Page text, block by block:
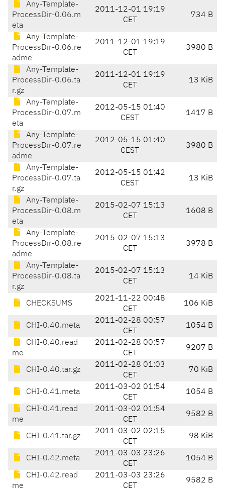
Any-Template-
ProcessDir-0.06.m
eta
2011-12-01 19:19
CET
734 B
Any-Template-
ProcessDir-0.06.re
adme
2011-12-01 19:19
CET
3980 B
Any-Template-
ProcessDir-0.06.ta
r.gz
2011-12-01 19:19
CET
13 KiB
Any-Template-
ProcessDir-0.07.m
eta
2012-05-15 01:40
CEST
1417 B
Any-Template-
ProcessDir-0.07.re
adme
2012-05-15 01:40
CEST
3980 B
Any-Template-
ProcessDir-0.07.ta
r.gz
2012-05-15 01:42
CEST
13 KiB
Any-Template-
ProcessDir-0.08.m
eta
2015-02-07 15:13
CET
1608 B
Any-Template-
ProcessDir-0.08.re
adme
2015-02-07 15:13
CET
3978 B
Any-Template-
ProcessDir-0.08.ta
r.gz
2015-02-07 15:13
CET
14 KiB
CHECKSUMS
2021-11-22 00:48
CET
106 KiB
CHI-0.40.meta
2011-02-28 00:57
CET
1054 B
CHI-0.40.read
me
2011-02-28 00:57
CET
9207 B
CHI-0.40.tar.gz
2011-02-28 01:03
CET
70 KiB
CHI-0.41.meta
2011-03-02 01:54
CET
1054 B
CHI-0.41.read
me
2011-03-02 01:54
CET
9582 B
CHI-0.41.tar.gz
2011-03-02 02:15
CET
98 KiB
CHI-0.42.meta
2011-03-03 23:26
CET
1054 B
CHI-0.42.read
me
2011-03-03 23:26
CET
9582 B